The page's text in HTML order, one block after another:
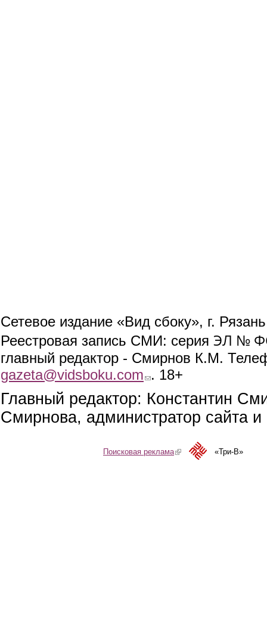
Сетевое издание «Вид сбоку», г.
Реестровая запись СМИ: серия ЭЛ №
главный редактор - Смирнов К.М.
gazeta@vidsboku.com (link sends e-mail)
. 18+
Главный редактор: Константин
Смирнова, администратор сайта
Поисковая реклама(link is external)«Три-В»